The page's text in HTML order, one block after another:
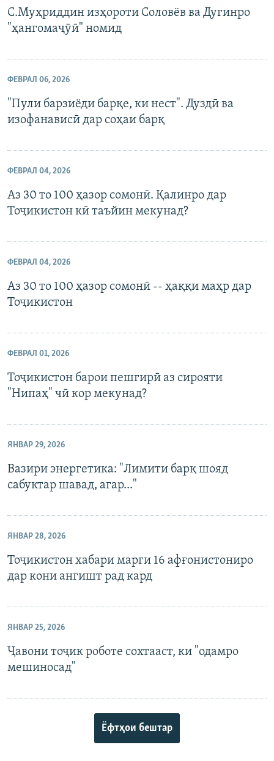
С.Муҳриддин изҳороти Соловёв ва Дугинро
"ҳангомаҷӯӣ" номид
ФЕВРАЛ 06, 2026
"Пули барзиёди барқе, ки нест". Дуздӣ ва
изофанависӣ дар соҳаи барқ
ФЕВРАЛ 04, 2026
Аз 30 то 100 ҳазор сомонӣ. Қалинро дар
Тоҷикистон кӣ таъйин мекунад?
ФЕВРАЛ 04, 2026
Аз 30 то 100 ҳазор сомонӣ -- ҳаққи маҳр дар
Тоҷикистон
ФЕВРАЛ 01, 2026
Тоҷикистон барои пешгирӣ аз сирояти
"Нипаҳ" чӣ кор мекунад?
ЯНВАР 29, 2026
Вазири энергетика: "Лимити барқ шояд
сабуктар шавад, агар..."
ЯНВАР 28, 2026
Тоҷикистон хабари марги 16 афғонистониро
дар кони ангишт рад кард
ЯНВАР 25, 2026
Ҷавони тоҷик роботе сохтааст, ки "одамро
мешиносад"
Ёфтҳои бештар